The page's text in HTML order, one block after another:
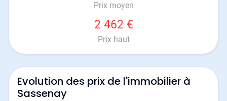
Prix moyen
2 462 €
Prix haut
Evolution des prix de l'immobilier à
Sassenay